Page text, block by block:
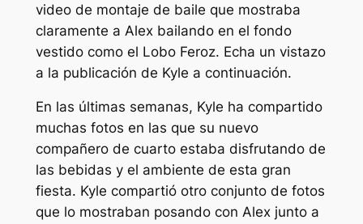
video de montaje de baile que mostraba
claramente a Alex bailando en el fondo
vestido como el Lobo Feroz. Echa un vistazo
a la publicación de Kyle a continuación.
En las últimas semanas, Kyle ha compartido
muchas fotos en las que su nuevo
compañero de cuarto estaba disfrutando de
las bebidas y el ambiente de esta gran
fiesta. Kyle compartió otro conjunto de fotos
que lo mostraban posando con Alex junto a